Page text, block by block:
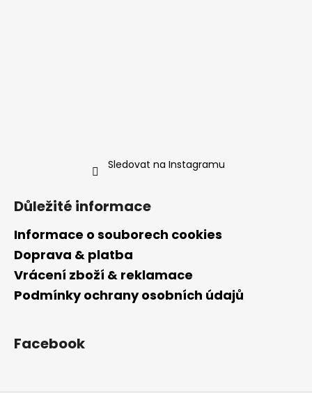
Sledovat na Instagramu
Důležité informace
Informace o souborech cookies
Doprava & platba
Vrácení zboží & reklamace
Podmínky ochrany osobních údajů
Facebook